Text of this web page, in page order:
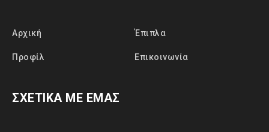
Αρχική Έπιπλα
Προφίλ Επικοινωνία
ΣΧΕΤΙΚΑ ΜΕ ΕΜΑΣ